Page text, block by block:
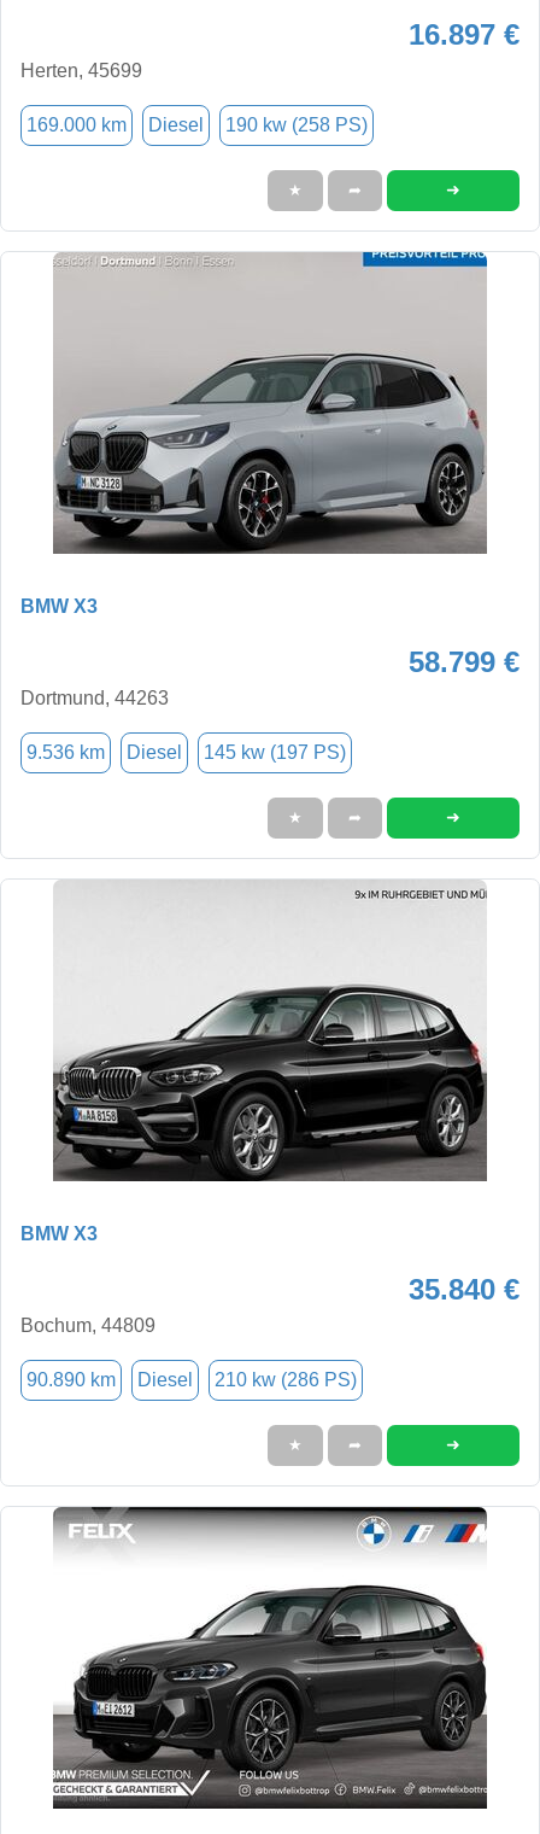
16.897 €
Herten, 45699
169.000 km Diesel 190 kw (258 PS)
★ ➦ ➜
BMW X3
58.799 €
Dortmund, 44263
9.536 km Diesel 145 kw (197 PS)
★ ➦ ➜
BMW X3
35.840 €
Bochum, 44809
90.890 km Diesel 210 kw (286 PS)
★ ➦ ➜